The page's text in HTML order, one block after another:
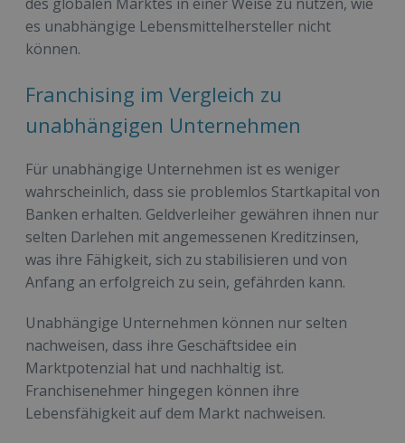
des globalen Marktes in einer Weise zu nutzen, wie
es unabhängige Lebensmittelhersteller nicht
können.
Franchising im Vergleich zu
unabhängigen Unternehmen
Für unabhängige Unternehmen ist es weniger
wahrscheinlich, dass sie problemlos Startkapital von
Banken erhalten. Geldverleiher gewähren ihnen nur
selten Darlehen mit angemessenen Kreditzinsen,
was ihre Fähigkeit, sich zu stabilisieren und von
Anfang an erfolgreich zu sein, gefährden kann.
Unabhängige Unternehmen können nur selten
nachweisen, dass ihre Geschäftsidee ein
Marktpotenzial hat und nachhaltig ist.
Franchisenehmer hingegen können ihre
Lebensfähigkeit auf dem Markt nachweisen.